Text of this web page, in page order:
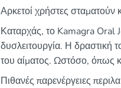
Αρκετοί χρήστες
Καταρχάς, το Kamagra Oral
δυσλειτουργία. Η δραστική
του αίματος. Ωστόσο, όπως
Πιθανές παρενέργειες